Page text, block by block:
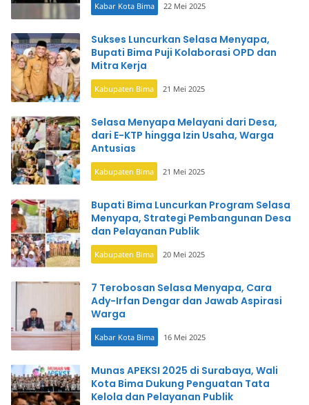
Kabar Kota Bima 22 Mei 2025
Sukses Luncurkan Selasa Menyapa,
Bupati Bima Puji Kolaborasi OPD dan
Mitra Kerja
Kabupaten Bima 21 Mei 2025
Selasa Menyapa Melayani dari Desa,
dari E-KTP hingga Izin Usaha, Warga
Antusias
Kabupaten Bima 21 Mei 2025
Bupati Bima Luncurkan Program Selasa
Menyapa, Strategi Pembangunan Desa
dan Pelayanan Publik
Kabupaten Bima 20 Mei 2025
7 Terobosan Selasa Menyapa, Cara
Ady-Irfan Dengar dan Jawab Aspirasi
Warga
Kabar Kota Bima 16 Mei 2025
Munas APEKSI 2025 di Surabaya, Wali
Kota Bima Dukung Penguatan Tata
Kelola dan Pelayanan Publik